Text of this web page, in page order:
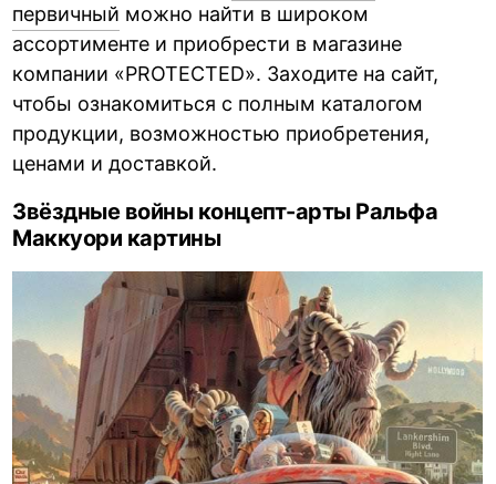
первичный можно найти в широком
ассортименте и приобрести в магазине
компании «PROTECTED». Заходите на сайт,
чтобы ознакомиться с полным каталогом
продукции, возможностью приобретения,
ценами и доставкой.
Звёздные войны концепт-арты Ральфа
Маккуори картины